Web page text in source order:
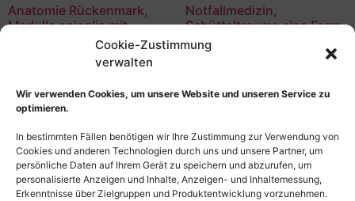
Cookie-Zustimmung
verwalten
Wir verwenden Cookies, um unsere Website und unseren Service zu
optimieren.
In bestimmten Fällen benötigen wir Ihre Zustimmung zur Verwendung von
Cookies und anderen Technologien durch uns und unsere Partner, um
persönliche Daten auf Ihrem Gerät zu speichern und abzurufen, um
personalisierte Anzeigen und Inhalte, Anzeigen- und Inhaltemessung,
Erkenntnisse über Zielgruppen und Produktentwicklung vorzunehmen.
Anatomie Rückenmark,
Medulla spinalis mit
Rückenmarkshäute und
Bildnummer: 4214
Ausführung wählen
Notfallmedizin,
Schütteltrauma eine Form
der Kindesmisshandlung